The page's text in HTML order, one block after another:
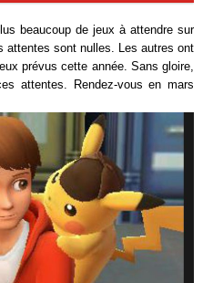
beaucoup de jeux à attendre sur
attentes sont nulles. Les autres ont
prévus cette année. Sans gloire,
attentes. Rendez-vous en mars